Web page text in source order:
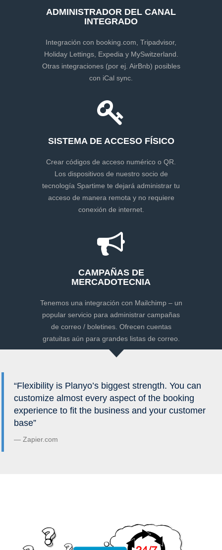
ADMINISTRADOR DEL CANAL
INTEGRADO
Integración con booking.com, Tripadvisor,
Holiday Lettings, Expedia y MySwitzerland.
Otras integraciones (por ej. AirBnb) posibles
con iCal sync.
SISTEMA DE ACCESO FÍSICO
Crear códigos de acceso numérico o QR.
Los dispositivos de nuestro socio de
tecnología Spartime te dejará administrar tu
acceso de manera remota y no requiere
conexión de internet.
CAMPAÑAS DE
MERCADOTECNIA
Tenemos una integración con Mailchimp – un
popular servicio para administrar campañas
de correo / boletines. Ofrecen cuentas
gratuitas aún para grandes listas de correo.
“Flexibility is Planyo’s biggest strength. You can
customize almost every aspect of the booking
experience to fit the business and your customer
base”
Zapier.com